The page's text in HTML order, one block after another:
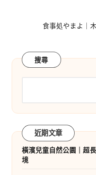
食事処やまよ｜
搜尋
近期文章
橫濱兒童自然公園｜超
境